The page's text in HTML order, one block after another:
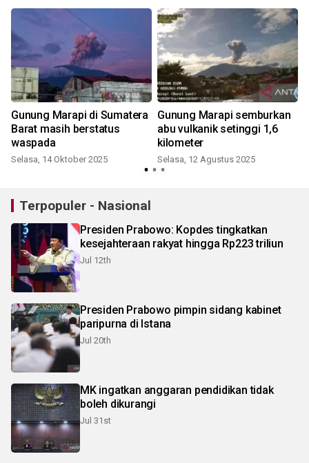
Gunung Marapi di Sumatera
Barat masih berstatus
waspada
Selasa, 14 Oktober 2025
Gunung Marapi semburkan
abu vulkanik setinggi 1,6
kilometer
Selasa, 12 Agustus 2025
Terpopuler - Nasional
Presiden Prabowo: Kopdes tingkatkan
kesejahteraan rakyat hingga Rp223 triliun
Jul 12th
Presiden Prabowo pimpin sidang kabinet
paripurna di Istana
Jul 20th
MK ingatkan anggaran pendidikan tidak
boleh dikurangi
Jul 31st